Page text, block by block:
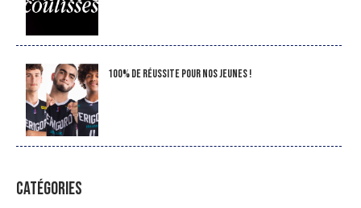
100% de réussite pour nos jeunes !
CATÉGORIES